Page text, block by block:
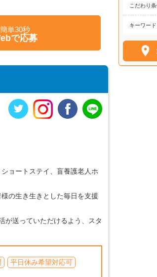
こだわり
キーワード

簡単30秒
で応募
ョートステイ、盲養護老人ホ
の生き生きとした毎日を支援
が送っていただけるよう、スタ
平日休み希望対応可